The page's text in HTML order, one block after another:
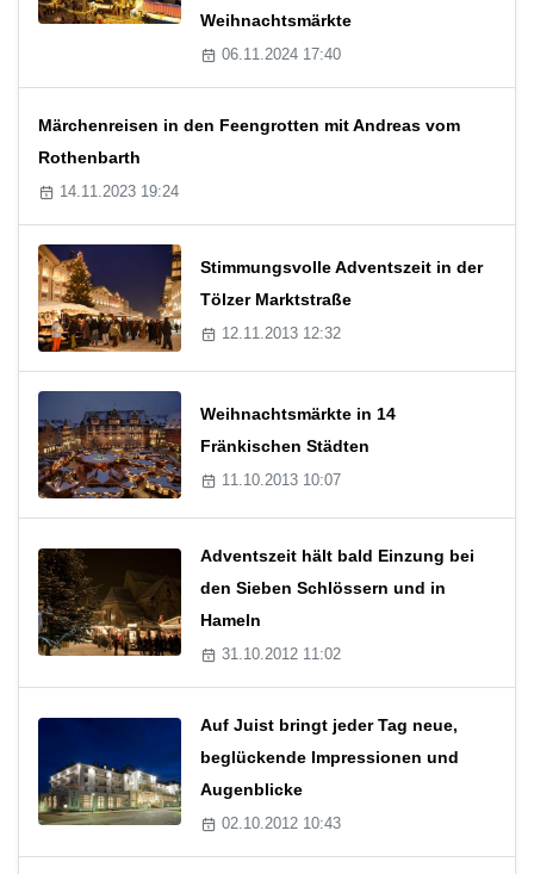
Weihnachtsmärkte
06.11.2024 17:40
Märchenreisen in den Feengrotten mit Andreas vom
Rothenbarth
14.11.2023 19:24
Stimmungsvolle Adventszeit in der
Tölzer Marktstraße
12.11.2013 12:32
Weihnachtsmärkte in 14
Fränkischen Städten
11.10.2013 10:07
Adventszeit hält bald Einzung bei
den Sieben Schlössern und in
Hameln
31.10.2012 11:02
Auf Juist bringt jeder Tag neue,
beglückende Impressionen und
Augenblicke
02.10.2012 10:43